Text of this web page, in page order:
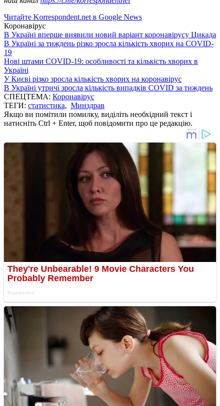
Читайте Korrespondent.net в Google News
Коронавірус
В Україні вперше виявили новий варіант коронавірусу Цикада
В Україні за тиждень різко зросла кількість хворих на COVID-
19
Нові штами COVID-19: особливості та кількість хворих в
Україні
У Києві різко зросла кількість хворих на коронавірус
В Україні утричі зросла кількість випадків COVID за тиждень
СПЕЦТЕМА: Коронавірус
ТЕГИ: статистика, Минздрав
Якщо ви помітили помилку, виділіть необхідний текст і
натисніть Ctrl + Enter, щоб повідомити про це редакцію.